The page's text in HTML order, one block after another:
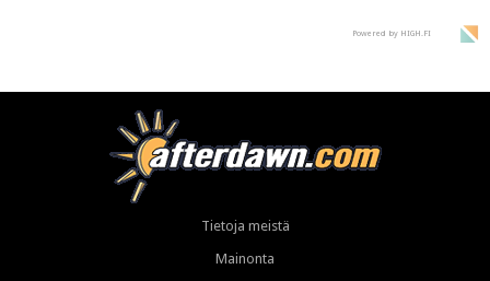
Powered by HIGH.FI
Tietoja meistä
Mainonta